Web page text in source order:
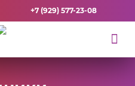
+7 (929) 577-23-08